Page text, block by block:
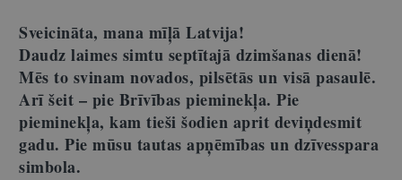
Sveicināta, mana mīļā Latvija!
Daudz laimes simtu septītajā dzimšanas dienā!
Mēs to svinam novados, pilsētās un visā pasaulē.
Arī šeit – pie Brīvības pieminekļa. Pie
pieminekļa, kam tieši šodien aprit deviņdesmit
gadu. Pie mūsu tautas apņēmības un dzīvesspara
simbola.